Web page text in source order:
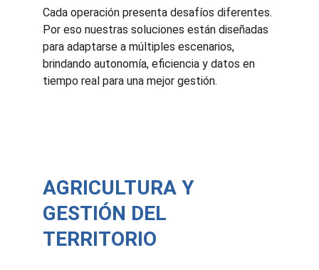
Cada operación presenta desafíos diferentes.
Por eso nuestras soluciones están diseñadas
para adaptarse a múltiples escenarios,
brindando autonomía, eficiencia y datos en
tiempo real para una mejor gestión.
AGRICULTURA Y
GESTIÓN DEL
TERRITORIO